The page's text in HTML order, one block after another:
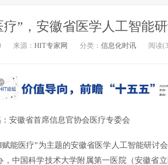
”，安徽省医学人工智能
来源： HIT专家网 分类： 信息化时讯 阅读
安徽省首席信息官协会医疗专委会
赋能医疗”为主题的安徽省医学人工智能研讨
中国科学技术大学附属第一医院（安徽省